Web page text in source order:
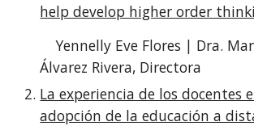
help develop higher order
Yennelly Eve Flores | Dra.
Álvarez Rivera, Directora
La experiencia de los docentes
adopción de la educación a